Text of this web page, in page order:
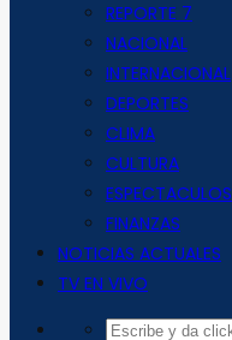
REPORTE 7
NACIONAL
INTERNACIONAL
DEPORTES
CLIMA
CULTURA
ESPECTACULOS
FINANZAS
NOTICIAS ACTUALES
TV EN VIVO